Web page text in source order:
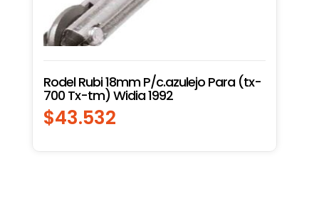
Rodel Rubi 18mm P/c.azulejo Para (tx-
700 Tx-tm) Widia 1992
$43.532